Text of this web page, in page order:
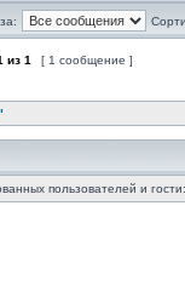
из 1 [ 1 сообщение ]
пользователей и